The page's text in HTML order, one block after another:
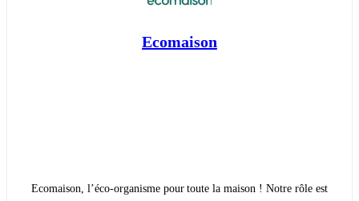
Ecomaison
Ecomaison, l’éco-organisme pour toute la maison ! Notre rôle est